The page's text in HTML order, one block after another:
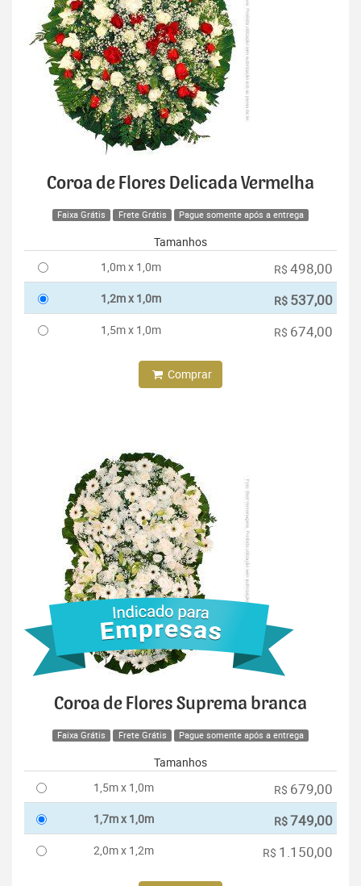
Coroa de Flores Delicada Vermelha
Faixa Grátis Frete Grátis Pague somente após a entrega
Tamanhos
1,0m x 1,0m
R$ 498,00
1,2m x 1,0m R$ 537,00
1,5m x 1,0m R$ 674,00
Comprar
Coroa de Flores Suprema branca
Faixa Grátis Frete Grátis Pague somente após a entrega
Tamanhos
1,5m x 1,0m
R$ 679,00
1,7m x 1,0m R$749,00
2,0m x 1,2m R$ 1.150,00